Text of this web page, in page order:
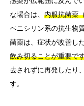
な場合は、 内服抗菌薬
ペニシリン系の抗生物
菌薬は、症状が改善し
飲み切ることが重要で
去されずに再発したり
す。